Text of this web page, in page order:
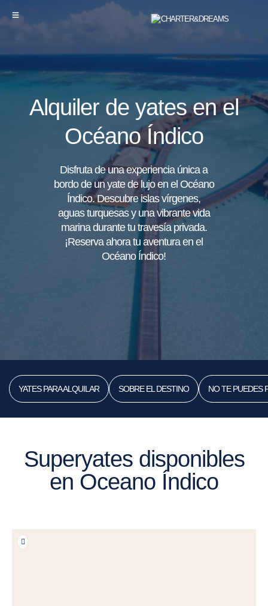
Alquiler de yates en el
Océano Índico
Disfruta de una experiencia única a
bordo de un yate de lujo en el Océano
Índico. Descubre islas vírgenes,
aguas turquesas y una vibrante vida
marina durante tu travesía privada.
¡Reserva ahora tu aventura en el
Océano Índico!
YATES PARA ALQUILAR SOBRE EL DESTINO NO TE PUEDES
Superyates disponibles
en Oceano Índico